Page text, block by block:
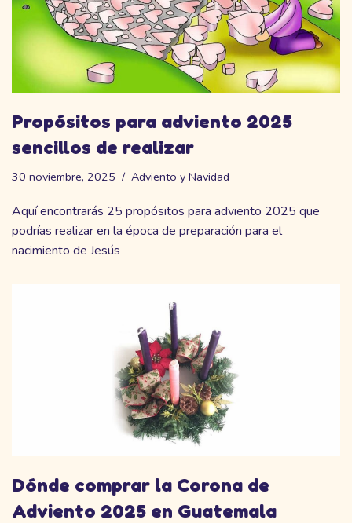
Propósitos para adviento 2025
sencillos de realizar
30 noviembre, 2025 Adviento y Navidad
Aquí encontrarás 25 propósitos para adviento 2025 que
podrías realizar en la época de preparación para el
nacimiento de Jesús
Dónde comprar la Corona de
Adviento 2025 en Guatemala